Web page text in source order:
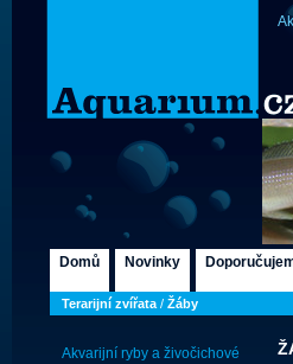
Domů Novinky
Terarijní zvířata / Žáby
Akvarijní ryby a živočichové